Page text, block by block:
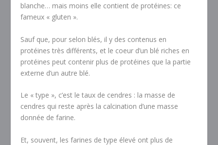
blanche… mais moins elle contient de protéines: ce
fameux « gluten ».
Sauf que, pour selon blés, il y des contenus en
protéines très différents, et le coeur d’un blé riches en
protéines peut contenir plus de protéines que la partie
externe d’un autre blé.
Le « type », c’est le taux de cendres : la masse de
cendres qui reste après la calcination d’une masse
donnée de farine.
Et, souvent, les farines de type élevé ont plus de